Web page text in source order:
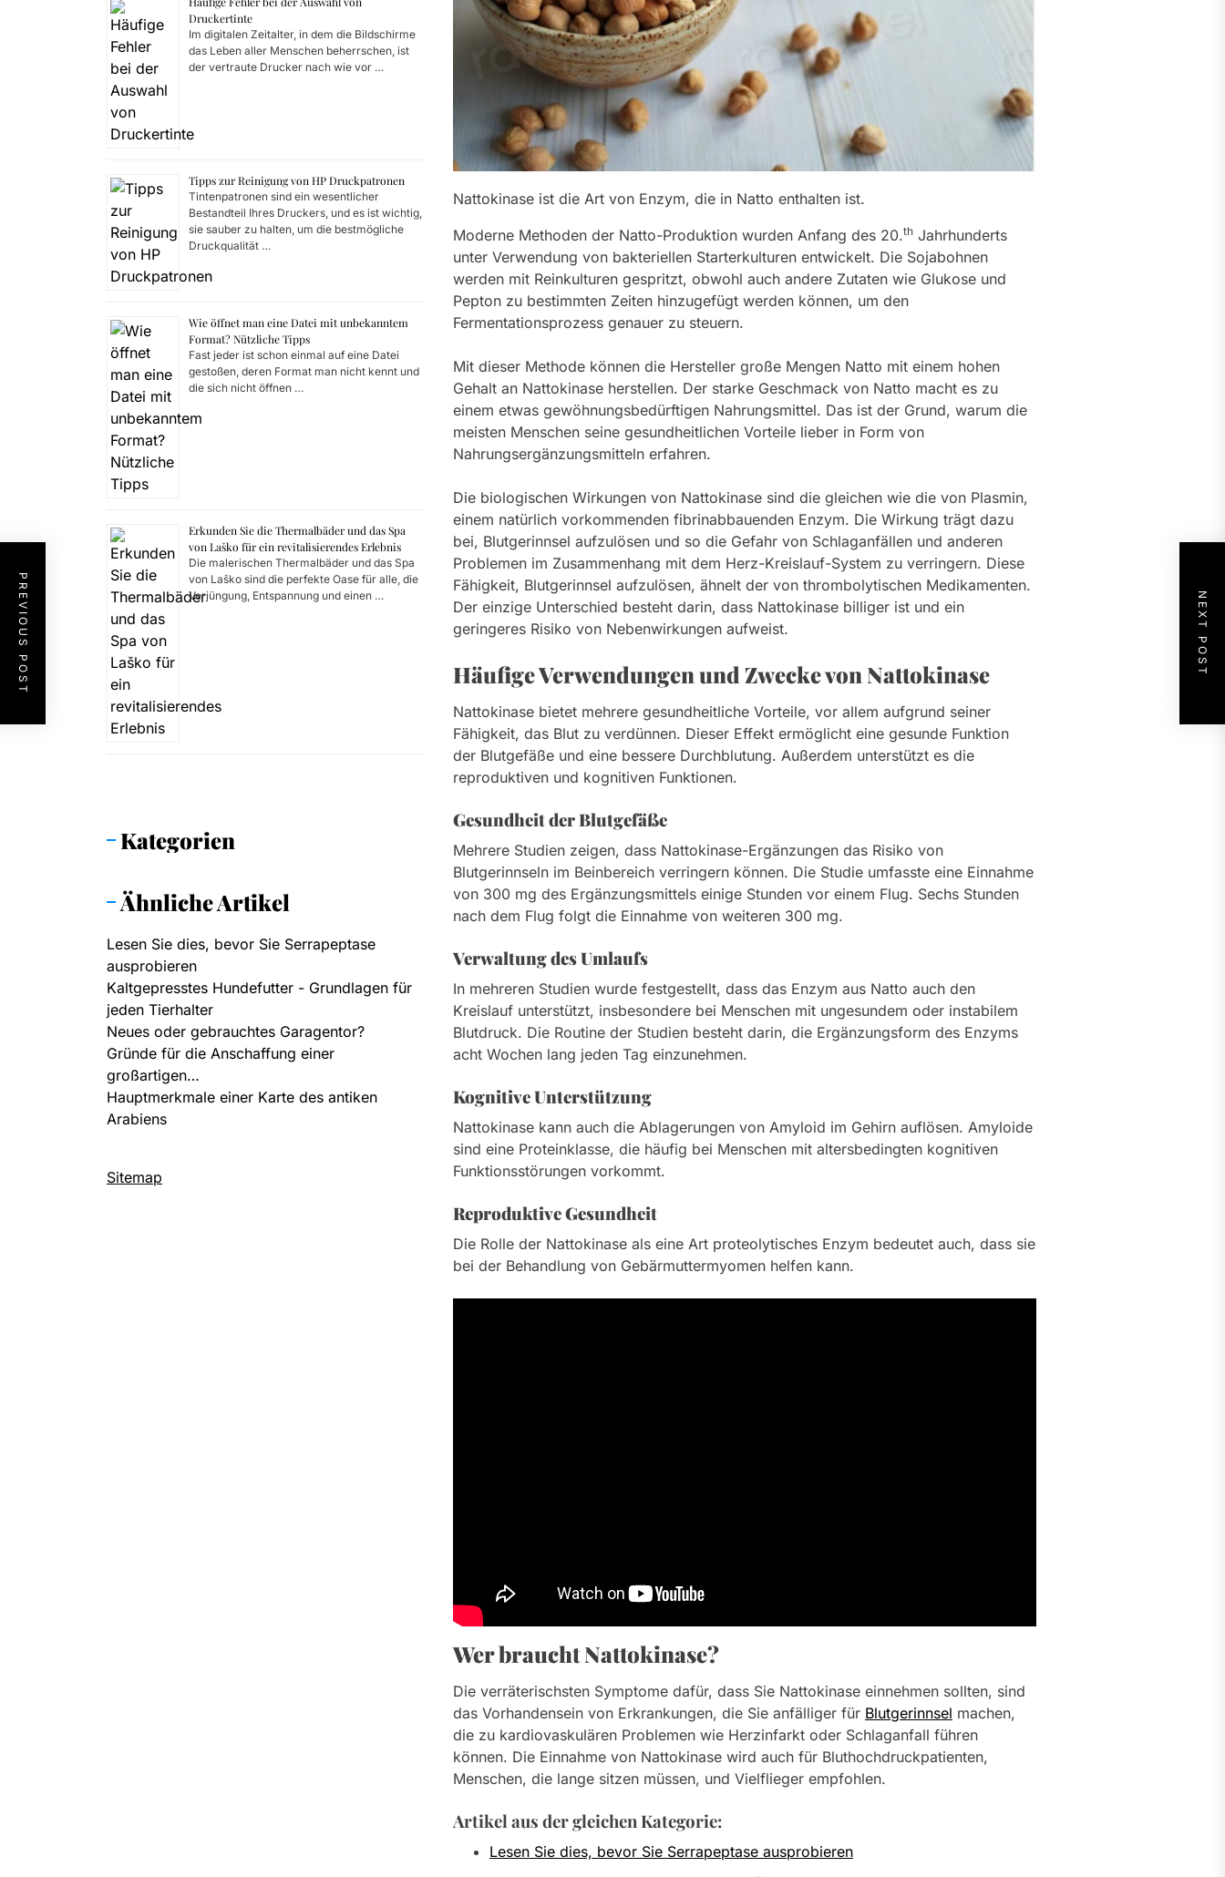
Nattokinase ist die Art von Enzym, die in Natto enthalten ist.
Moderne Methoden der Natto-Produktion wurden Anfang des 20.thJahrhunderts
unter Verwendung von bakteriellen Starterkulturen entwickelt. Die Sojabohnen
werden mit Reinkulturen gespritzt, obwohl auch andere Zutaten wie Glukose und
Pepton zu bestimmten Zeiten hinzugefügt werden können, um den
Fermentationsprozess genauer zu steuern.
Mit dieser Methode können die Hersteller große Mengen Natto mit einem hohen
Gehalt an Nattokinase herstellen. Der starke Geschmack von Natto macht es zu
einem etwas gewöhnungsbedürftigen Nahrungsmittel. Das ist der Grund, warum die
meisten Menschen seine gesundheitlichen Vorteile lieber in Form von
Nahrungsergänzungsmitteln erfahren.
Die biologischen Wirkungen von Nattokinase sind die gleichen wie die von Plasmin,
einem natürlich vorkommenden fibrinabbauenden Enzym. Die Wirkung trägt dazu
bei, Blutgerinnsel aufzulösen und so die Gefahr von Schlaganfällen und anderen
Problemen im Zusammenhang mit dem Herz-Kreislauf-System zu verringern. Diese
Fähigkeit, Blutgerinnsel aufzulösen, ähnelt der von thrombolytischen Medikamenten.
Der einzige Unterschied besteht darin, dass Nattokinase billiger ist und ein
geringeres Risiko von Nebenwirkungen aufweist.
Häufige Verwendungen und Zwecke von Nattokinase
Nattokinase bietet mehrere gesundheitliche Vorteile, vor allem aufgrund seiner
Fähigkeit, das Blut zu verdünnen. Dieser Effekt ermöglicht eine gesunde Funktion
der Blutgefäße und eine bessere Durchblutung. Außerdem unterstützt es die
reproduktiven und kognitiven Funktionen.
Gesundheit der Blutgefäße
Mehrere Studien zeigen, dass Nattokinase-Ergänzungen das Risiko von
Blutgerinnseln im Beinbereich verringern können. Die Studie umfasste eine Einnahme
von 300 mg des Ergänzungsmittels einige Stunden vor einem Flug. Sechs Stunden
nach dem Flug folgt die Einnahme von weiteren 300 mg.
Verwaltung des Umlaufs
In mehreren Studien wurde festgestellt, dass das Enzym aus Natto auch den
Kreislauf unterstützt, insbesondere bei Menschen mit ungesundem oder instabilem
Blutdruck. Die Routine der Studien besteht darin, die Ergänzungsform des Enzyms
acht Wochen lang jeden Tag einzunehmen.
Kognitive Unterstützung
Nattokinase kann auch die Ablagerungen von Amyloid im Gehirn auflösen. Amyloide
sind eine Proteinklasse, die häufig bei Menschen mit altersbedingten kognitiven
Funktionsstörungen vorkommt.
Reproduktive Gesundheit
Die Rolle der Nattokinase als eine Art proteolytisches Enzym bedeutet auch, dass sie
bei der Behandlung von Gebärmuttermyomen helfen kann.
Wer braucht Nattokinase?
Die verräterischsten Symptome dafür, dass Sie Nattokinase einnehmen sollten, sind
das Vorhandensein von Erkrankungen, die Sie anfälliger für Blutgerinnsel machen,
die zu kardiovaskulären Problemen wie Herzinfarkt oder Schlaganfall führen
können. Die Einnahme von Nattokinase wird auch für Bluthochdruckpatienten,
Menschen, die lange sitzen müssen, und Vielflieger empfohlen.
Artikel aus der gleichen Kategorie:
Lesen Sie dies, bevor Sie Serrapeptase ausprobieren
PREVIOUS POST NEXT POST
Druckertinte
Im digitalen Zeitalter, in dem die Bildschirme
das Leben aller Menschen beherrschen, ist
der vertraute Drucker nach wie vor …
Tipps zur Reinigung von HP Druckpatronen
Tintenpatronen sind ein wesentlicher
Bestandteil Ihres Druckers, und es ist wichtig,
sie sauber zu halten, um die bestmögliche
Druckqualität …
Wie öffnet man eine Datei mit unbekanntem
Format? Nützliche Tipps
Fast jeder ist schon einmal auf eine Datei
gestoßen, deren Format man nicht kennt und
die sich nicht öffnen …
Erkunden Sie die Thermalbäder und das Spa
von Laško für ein revitalisierendes Erlebnis
Die malerischen Thermalbäder und das Spa
von Laško sind die perfekte Oase für alle, die
Verjüngung, Entspannung und einen …
Kategorien
Ähnliche Artikel
Lesen Sie dies, bevor Sie Serrapeptase
ausprobieren
Kaltgepresstes Hundefutter - Grundlagen für
jeden Tierhalter
Neues oder gebrauchtes Garagentor?
Gründe für die Anschaffung einer
großartigen…
Hauptmerkmale einer Karte des antiken
Arabiens
Sitemap